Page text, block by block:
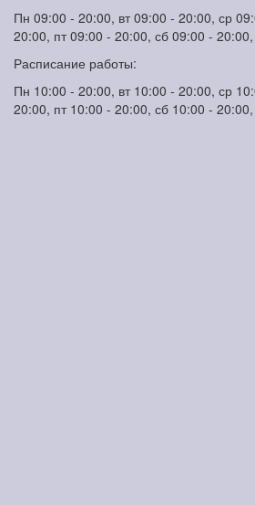
Пн 09:00 - 20:00, вт 09:00 - 20:00, ср
20:00, пт 09:00 - 20:00, сб 09:00 -
Расписание работы:
Пн 10:00 - 20:00, вт 10:00 - 20:00, ср
20:00, пт 10:00 - 20:00, сб 10:00 -